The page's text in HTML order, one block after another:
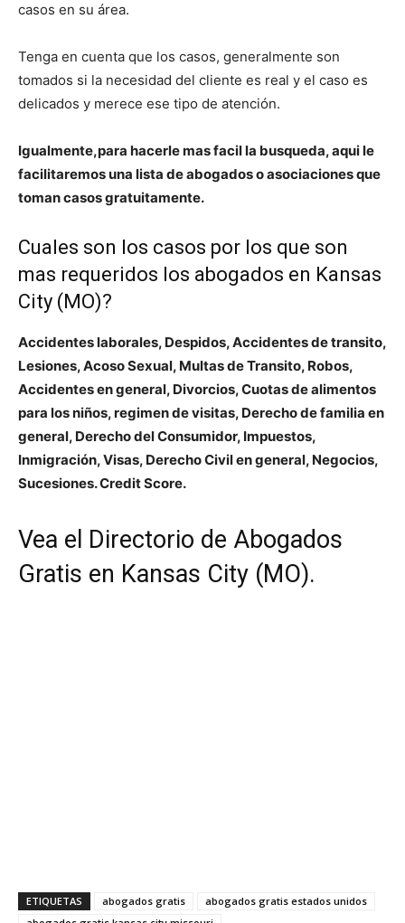
casos en su área.
Tenga en cuenta que los casos, generalmente son
tomados si la necesidad del cliente es real y el caso es
delicados y merece ese tipo de atención.
Igualmente,para hacerle mas facil la busqueda, aqui le
facilitaremos una lista de abogados o asociaciones que
toman casos gratuitamente.
Cuales son los casos por los que son
mas requeridos los abogados en Kansas
City (MO)?
Accidentes laborales, Despidos, Accidentes de transito,
Lesiones, Acoso Sexual, Multas de Transito, Robos,
Accidentes en general, Divorcios, Cuotas de alimentos
para los niños, regimen de visitas, Derecho de familia en
general, Derecho del Consumidor, Impuestos,
Inmigración, Visas, Derecho Civil en general, Negocios,
Sucesiones. Credit Score.
Vea el Directorio de Abogados
Gratis en Kansas City (MO).
ETIQUETAS abogados gratis
abogados gratis estados unidos